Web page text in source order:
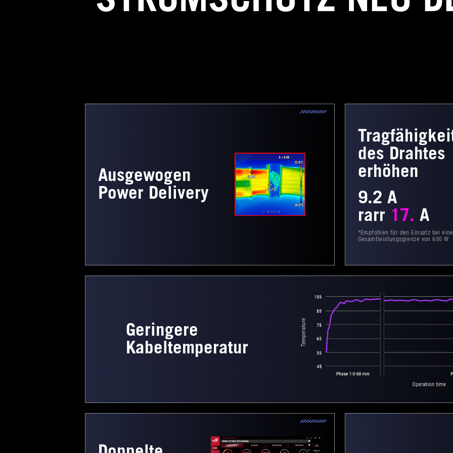
Ausgewogen
Power Delivery
des Drahtes
erhöhen
9.2 A
rarr 17. A
*Empfohlen für den Einsatz bei
Gesamtleistungsgrenze von 600 W
Geringere
Kabeltemperatur